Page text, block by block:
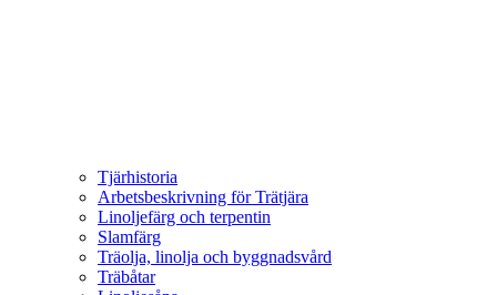
Tjärhistoria
Arbetsbeskrivning för Trätjära
Linoljefärg och terpentin
Slamfärg
Träolja, linolja och byggnadsvård
Träbåtar